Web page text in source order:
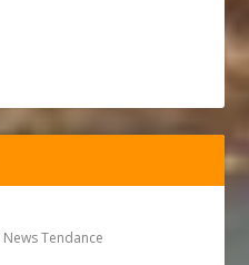
News Tendance